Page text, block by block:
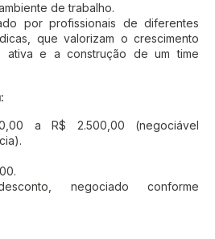
de trabalho.
por profissionais de diferentes
que valorizam o crescimento
ativa e a construção de um time
a R$ 2.500,00 (negociável
negociado conforme